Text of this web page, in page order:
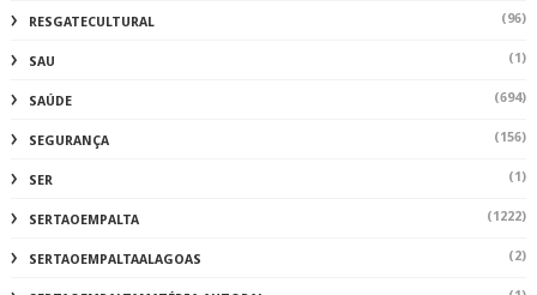
RESGATECULTURAL (96)
SAU (1)
SAÚDE (694)
SEGURANÇA (156)
SER (1)
SERTAOEMPALTA (1222)
SERTAOEMPALTAALAGOAS (2)